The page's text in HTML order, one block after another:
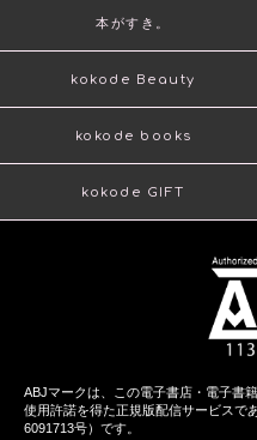
本がすき。
kokode Beauty
kokode books
kokode GIFT
ABJマークは、この電子書店・電子書
使用許諾を得た正規版配信サービスで
6091713号）です。